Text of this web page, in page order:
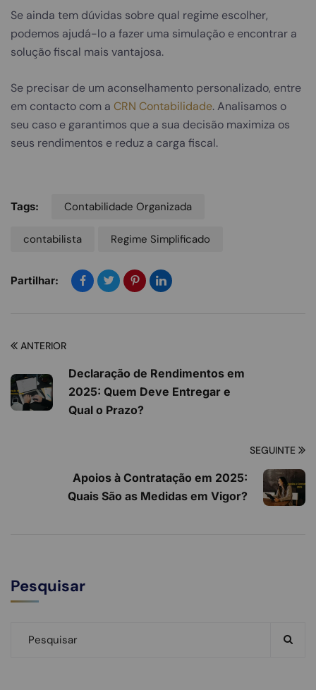
Se ainda tem dúvidas sobre qual regime escolher,
podemos ajudá-lo a fazer uma simulação e encontrar a
solução fiscal mais vantajosa.
Se precisar de um aconselhamento personalizado, entre
em contacto com a CRN Contabilidade. Analisamos o
seu caso e garantimos que a sua decisão maximiza os
seus rendimentos e reduz a carga fiscal.
Tags: Contabilidade Organizada
contabilista Regime Simplificado
Partilhar:
ANTERIOR
Declaração de Rendimentos em
2025: Quem Deve Entregar e
Qual o Prazo?
SEGUINTE
Apoios à Contratação em 2025:
Quais São as Medidas em Vigor?
Pesquisar